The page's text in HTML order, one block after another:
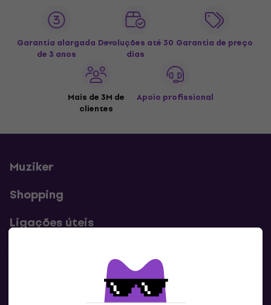
Garantia alargada
de 3 anos
Devoluções até 30
dias
Garantia de preço
Mais de 3M de
clientes
Apoio profissional
Muziker
Shopping
Ligações úteis
Contatos